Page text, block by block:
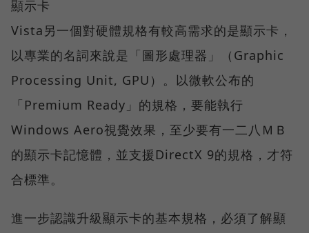
顯示卡
Vista另一個對硬體規格有較高需求的是顯示卡，
以專業的名詞來說是「圖形處理器」（Graphic
Processing Unit, GPU）。以微軟公布的
「Premium Ready」的規格，要能執行
Windows Aero視覺效果，至少要有一二八ＭＢ
的顯示卡記憶體，並支援DirectX 9的規格，才符
合標準。
進一步認識升級顯示卡的基本規格，必須了解顯